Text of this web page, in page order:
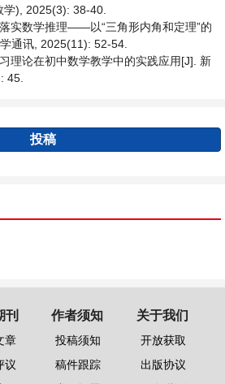
), 2025(3): 38-40.
实数学推理——以“三角形内角和定理”的
通讯, 2025(11): 52-54.
理论在初中数学教学中的实践应用[J]. 新
45.
投稿
刊
章
议
作者须知
投稿须知
稿件跟踪
关于我们
开放获取
出版协议